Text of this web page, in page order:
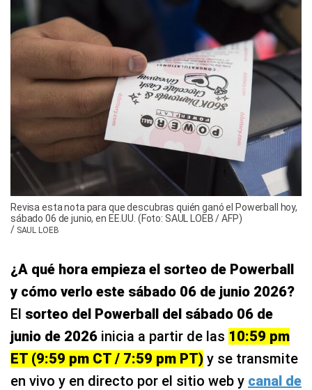
Revisa esta nota para que descubras quién ganó el Powerball hoy,
sábado 06 de junio, en EE.UU. (Foto: SAUL LOEB / AFP)
/ SAUL LOEB
¿A qué hora empieza el sorteo de Powerball
y cómo verlo este sábado 06 de junio 2026?
El sorteo del Powerball del sábado 06 de
junio de 2026 inicia a partir de las 10:59 pm
ET (9:59 pm CT / 7:59 pm PT) y se transmite
en vivo y en directo por el sitio web y canal de